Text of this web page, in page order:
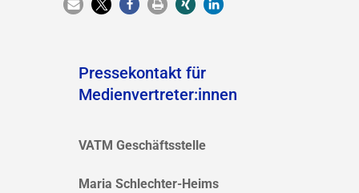
Pressekontakt für
Medienvertreter:innen
VATM Geschäftsstelle
Maria Schlechter-Heims